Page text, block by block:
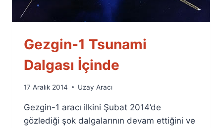
Gezgin-1 Tsunami
Dalgası İçinde
By
Fuat
Özyar
17 Aralık 2014 Uzay Aracı
Gezgin-1 aracı ilkini Şubat 2014’de
gözlediği şok dalgalarının devam ettiğini ve